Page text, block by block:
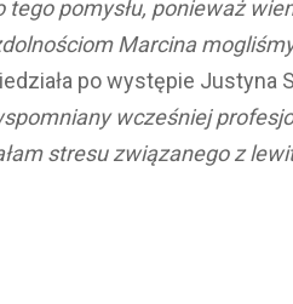
tego pomysłu, ponieważ
Marcina
po występie Justyna
wcześniej
stresu związanego z